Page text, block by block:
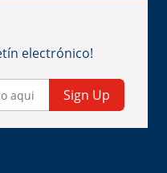
electrónico!
Sign Up